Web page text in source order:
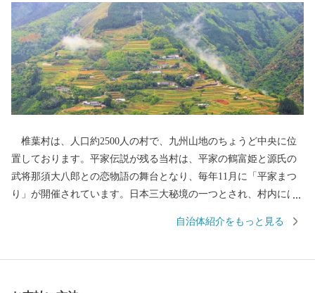
椎葉村は、人口約2500人の村で、九州山地のちょうど中央に位
置しております。平家伝説が残る当村は、平家の鶴富姫と源氏の
武将那須大八郎との恋物語の舞台となり、毎年11月に「平家まつ
り」が開催されています。日本三大秘境の一つとされ、村内には3
す。「日本で最も美しい村連合」に加盟しており、村内松尾地区
自治体紹介をもっと見る